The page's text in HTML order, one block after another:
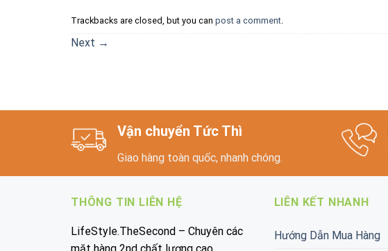
Trackbacks are closed, but you can post a comment.
Next →
Vận chuyển Tức Thì
Giao hàng toàn quốc, nhanh chóng.
THÔNG TIN LIÊN HỆ
LifeStyle.TheSecond – Chuyên các
LIÊN KẾT NHANH
Hướng Dẫn Mua Hàng